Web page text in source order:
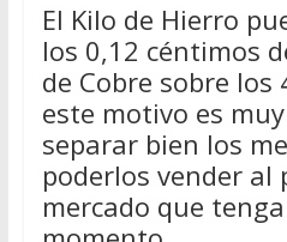
El Kilo de Hierro
los 0,12 céntimos
de Cobre sobre los
este motivo es
separar bien los
poderlos vender al
mercado que